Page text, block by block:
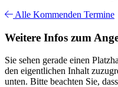
Alle Kommenden Termine
Weitere Infos zum
Sie sehen gerade einen
den eigentlichen Inhalt
unten. Bitte beachten Sie,